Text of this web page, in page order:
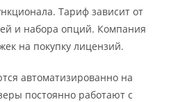
Тариф зависит от
и набора опций. Компания
на покупку лицензий.
автоматизированно на
постоянно работают с